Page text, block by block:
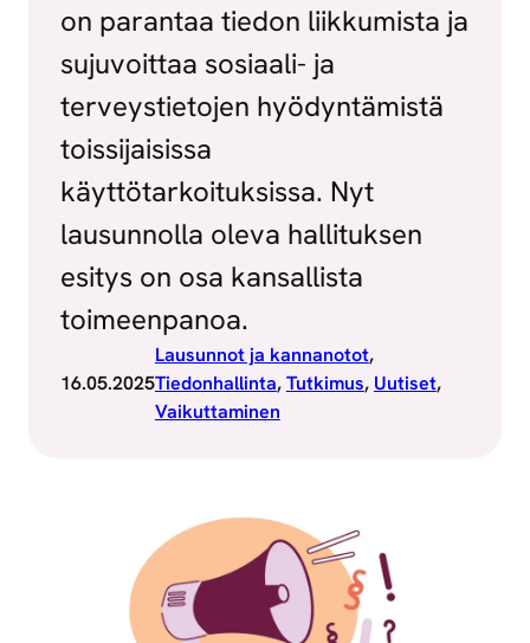
on parantaa tiedon liikkumista ja
sujuvoittaa sosiaali- ja
terveystietojen hyödyntämistä
toissijaisissa
käyttötarkoituksissa. Nyt
lausunnolla oleva hallituksen
esitys on osa kansallista
toimeenpanoa.
16.05.2025
Lausunnot ja kannanotot,
Tiedonhallinta, Tutkimus, Uutiset,
Vaikuttaminen